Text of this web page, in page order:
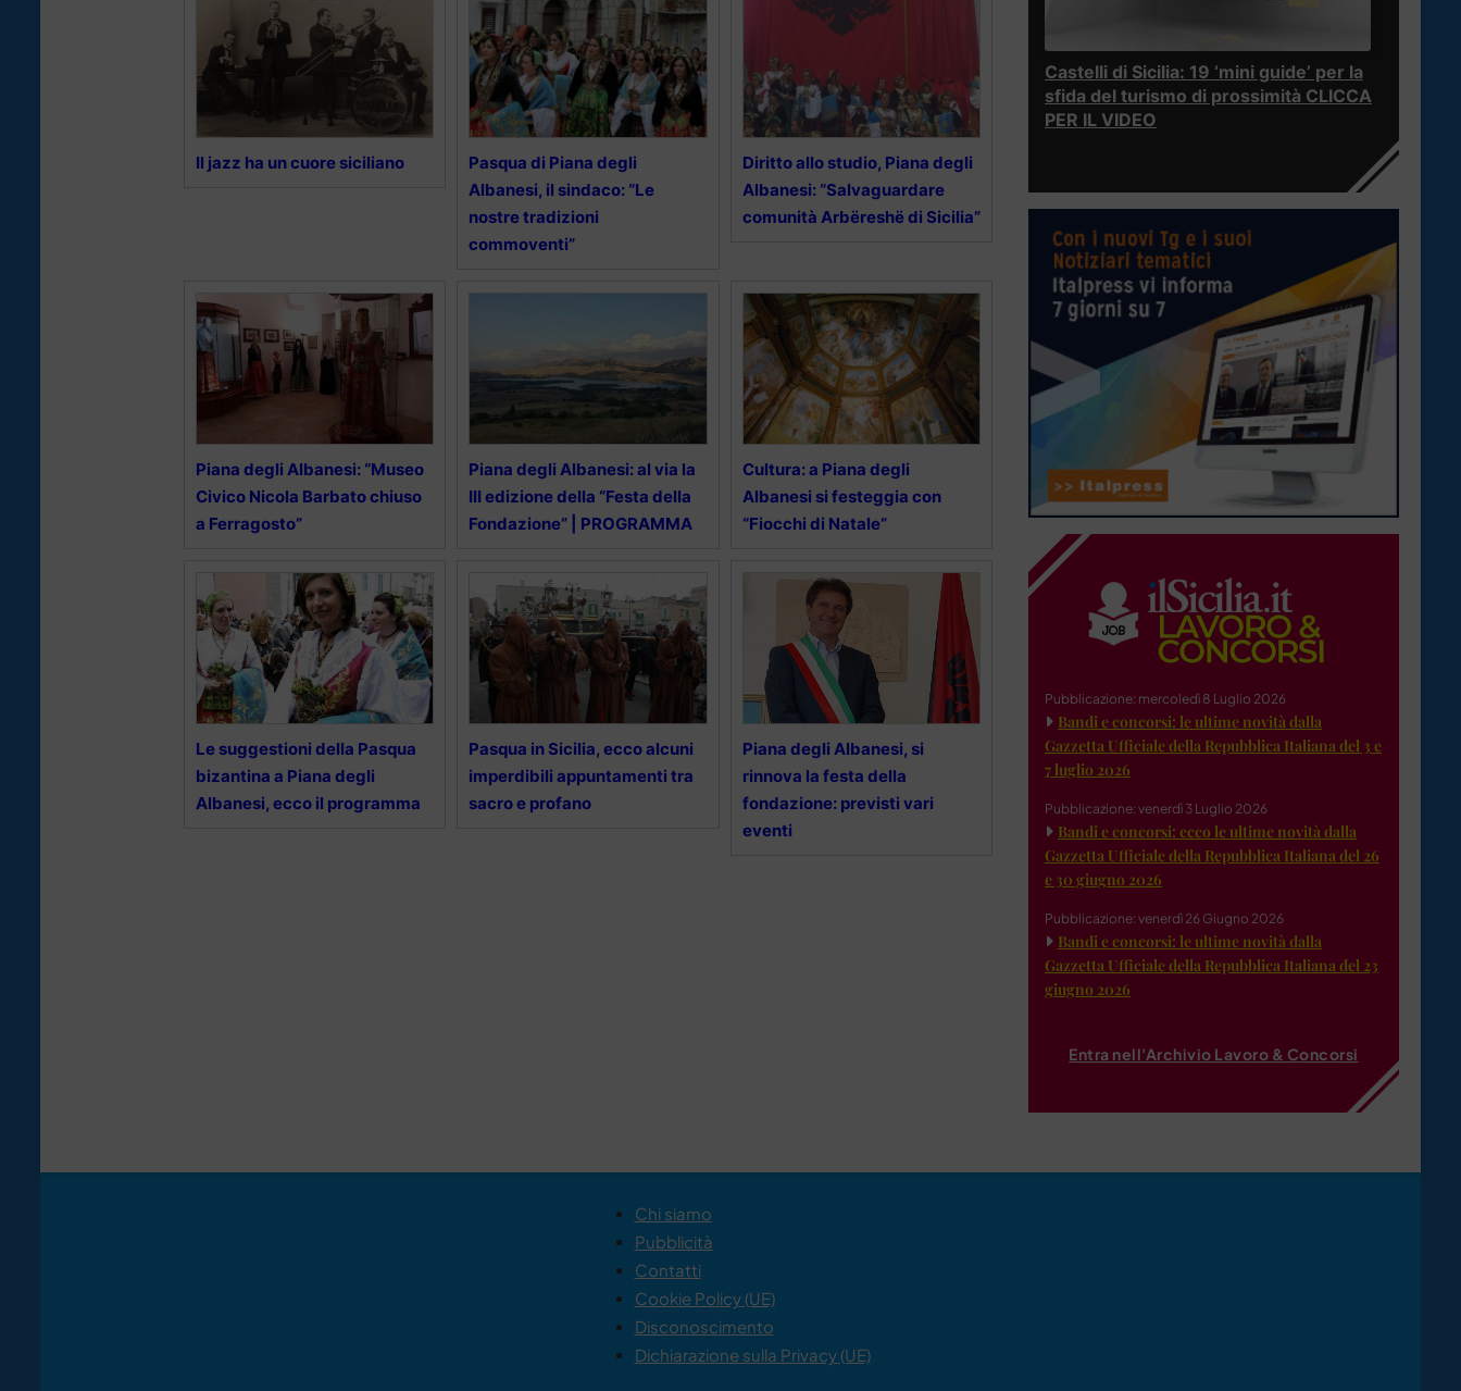
Il jazz ha un cuore siciliano
Pasqua di Piana degli
Albanesi, il sindaco: “Le
nostre tradizioni
commoventi”
Diritto allo studio, Piana degli
Albanesi: “Salvaguardare
comunità Arbëreshë di Sicilia”
Piana degli Albanesi: “Museo
Civico Nicola Barbato chiuso
a Ferragosto”
Piana degli Albanesi: al via la
III edizione della “Festa della
Fondazione” | PROGRAMMA
Cultura: a Piana degli
Albanesi si festeggia con
“Fiocchi di Natale”
Le suggestioni della Pasqua
bizantina a Piana degli
Albanesi, ecco il programma
Pasqua in Sicilia, ecco alcuni
imperdibili appuntamenti tra
sacro e profano
Piana degli Albanesi, si
rinnova la festa della
fondazione: previsti vari
eventi
Castelli di Sicilia: 19 ‘mini guide’ per la
sfida del turismo di prossimità CLICCA
PER IL VIDEO
Pubblicazione: mercoledì 8 Luglio 2026
Bandi e concorsi: le ultime novità dalla
Gazzetta Ufficiale della Repubblica Italiana del 3 e
7 luglio 2026
Pubblicazione: venerdì 3 Luglio 2026
Bandi e concorsi: ecco le ultime novità dalla
Gazzetta Ufficiale della Repubblica Italiana del 26
e 30 giugno 2026
Pubblicazione: venerdì 26 Giugno 2026
Bandi e concorsi: le ultime novità dalla
Gazzetta Ufficiale della Repubblica Italiana del 23
giugno 2026
Entra nell'Archivio Lavoro & Concorsi
Chi siamo
Pubblicità
Contatti
Cookie Policy (UE)
Disconoscimento
Dichiarazione sulla Privacy (UE)